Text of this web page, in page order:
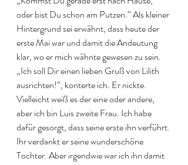
oder bist Du schon am Putzen.“ Als kleiner
Hintergrund sei erwähnt, dass heute der
erste Mai war und damit die Andeutung
klar, wo er mich wähnte gewesen zu sein.
„Ich soll Dir einen lieben Gruß von Lilith
ausrichten!“, konterte ich. Er nickte.
Vielleicht weiß es der eine oder andere,
aber ich bin Luis zweite Frau. Ich habe
dafür gesorgt, dass seine erste ihn verführt.
Ihr verdankt er seine wunderschöne
Tochter. Aber irgendwie war ich ihn damit